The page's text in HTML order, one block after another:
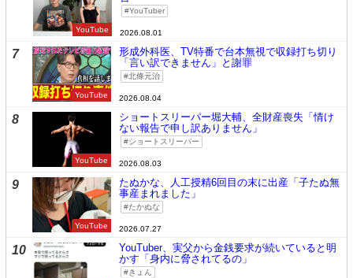
YouTube
YouTuber
2026.08.01
7
YouTube
形成外科医、TV特番で台本無視で収録打ち切り
「言い訳できません」と謝罪
北條元治
2026.08.04
8
YouTube
ショートスリーパー堀大輔、全財産喪失「情け
ない報告で申し訳ありません」
ショートスリーパー
2026.08.03
9
YouTube
たぬかな、人工授精6回目の末に出産「子たぬ無
事産まれました」
たかぬな
2026.07.27
10
YouTuber、実父から金銭要求が続いていると明
かす「身内に脅されてるの」
きょん